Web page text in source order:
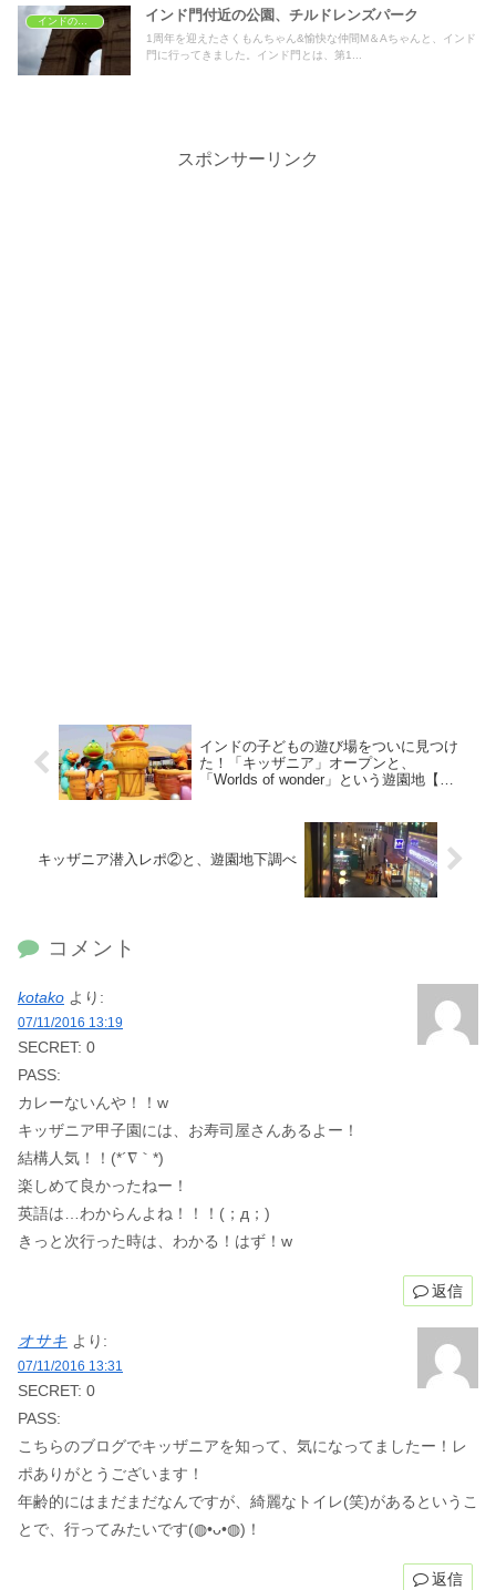
インド門付近の公園、チルドレンズパーク
1周年を迎えたさくもんちゃん&愉快な仲間M＆Aちゃんと、インド
門に行ってきました。インド門とは、第1...
スポンサーリンク
インドの子どもの遊び場をついに見つけ
た！「キッザニア」オープンと、
「Worlds of wonder」という遊園地【ノ
キッザニア潜入レポ②と、遊園地下調べ
コメント
kotako より:
07/11/2016 13:19
SECRET: 0
PASS:
カレーないんや！！w
キッザニア甲子園には、お寿司屋さんあるよー！
結構人気！！(*´∇｀*)
楽しめて良かったねー！
英語は…わからんよね！！！(；д；)
きっと次行った時は、わかる！はず！w
返信
オサキ より:
07/11/2016 13:31
SECRET: 0
PASS:
こちらのブログでキッザニアを知って、気になってましたー！レ
ポありがとうございます！
年齢的にはまだまだなんですが、綺麗なトイレ(笑)があるというこ
とで、行ってみたいです(◍•ᴗ•◍)！
返信